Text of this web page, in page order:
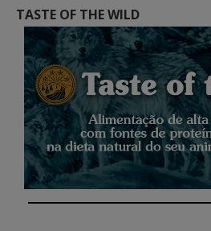
TASTE OF THE WILD